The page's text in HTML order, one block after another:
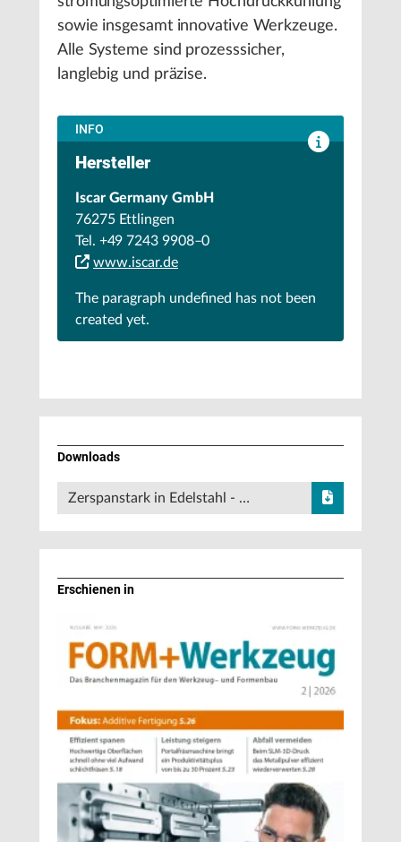
sowie insgesamt innovative Werkzeuge.
Alle Systeme sind prozesssicher,
langlebig und präzise.
INFO
Hersteller
Iscar Germany GmbH
76275 Ettlingen
Tel. +49 7243 9908–0
www.iscar.de
The paragraph undefined has not been
created yet.
Downloads
Zerspanstark in Edelstahl - …
Erschienen in